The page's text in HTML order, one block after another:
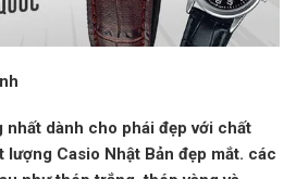
nhất dành cho phái đẹp với chất
lượng Casio Nhật Bản đẹp mắt. các